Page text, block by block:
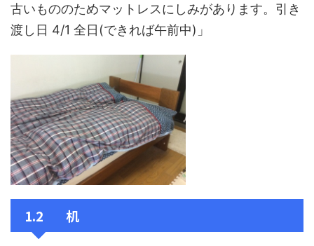
古いもののためマットレスにしみがあります。引き
渡し日 4/1 全日(できれば午前中)」
1.2 机